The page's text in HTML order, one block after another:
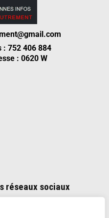
: 752 406 884
: 0620 W
réseaux sociaux